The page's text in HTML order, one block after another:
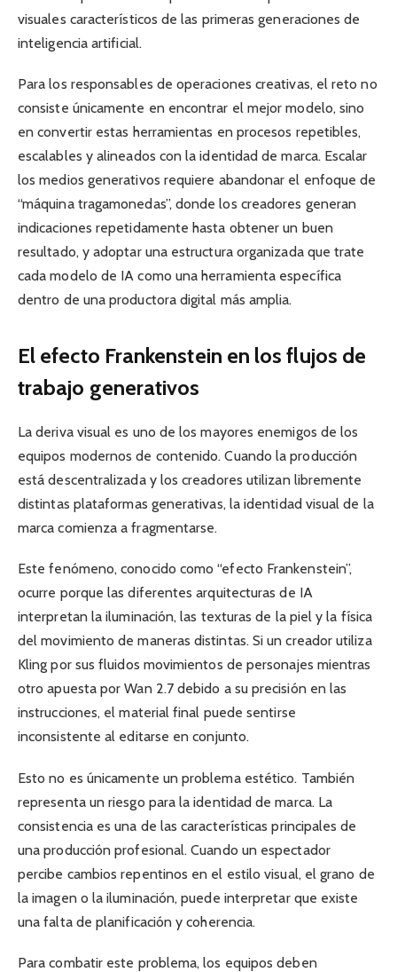
visuales característicos de las primeras generaciones de
inteligencia artificial.
Para los responsables de operaciones creativas, el reto no
consiste únicamente en encontrar el mejor modelo, sino
en convertir estas herramientas en procesos repetibles,
escalables y alineados con la identidad de marca. Escalar
los medios generativos requiere abandonar el enfoque de
“máquina tragamonedas”, donde los creadores generan
indicaciones repetidamente hasta obtener un buen
resultado, y adoptar una estructura organizada que trate
cada modelo de IA como una herramienta específica
dentro de una productora digital más amplia.
El efecto Frankenstein en los flujos de
trabajo generativos
La deriva visual es uno de los mayores enemigos de los
equipos modernos de contenido. Cuando la producción
está descentralizada y los creadores utilizan libremente
distintas plataformas generativas, la identidad visual de la
marca comienza a fragmentarse.
Este fenómeno, conocido como “efecto Frankenstein”,
ocurre porque las diferentes arquitecturas de IA
interpretan la iluminación, las texturas de la piel y la física
del movimiento de maneras distintas. Si un creador utiliza
Kling por sus fluidos movimientos de personajes mientras
otro apuesta por Wan 2.7 debido a su precisión en las
instrucciones, el material final puede sentirse
inconsistente al editarse en conjunto.
Esto no es únicamente un problema estético. También
representa un riesgo para la identidad de marca. La
consistencia es una de las características principales de
una producción profesional. Cuando un espectador
percibe cambios repentinos en el estilo visual, el grano de
la imagen o la iluminación, puede interpretar que existe
una falta de planificación y coherencia.
Para combatir este problema, los equipos deben